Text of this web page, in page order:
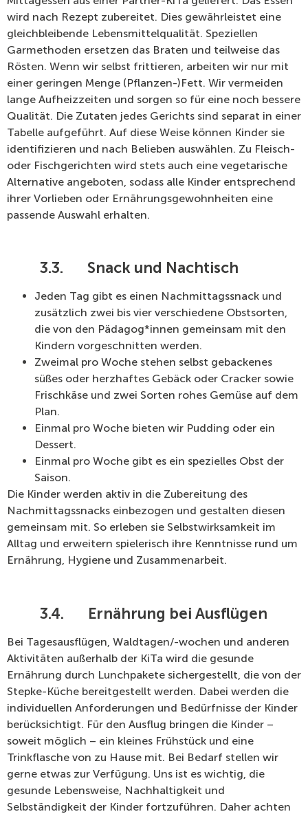
wird nach Rezept zubereitet. Dies gewährleistet eine
gleichbleibende Lebensmittelqualität. Speziellen
Garmethoden ersetzen das Braten und teilweise das
Rösten. Wenn wir selbst frittieren, arbeiten wir nur mit
einer geringen Menge (Pflanzen-)Fett. Wir vermeiden
lange Aufheizzeiten und sorgen so für eine noch bessere
Qualität. Die Zutaten jedes Gerichts sind separat in einer
Tabelle aufgeführt. Auf diese Weise können Kinder sie
identifizieren und nach Belieben auswählen. Zu Fleisch-
oder Fischgerichten wird stets auch eine vegetarische
Alternative angeboten, sodass alle Kinder entsprechend
ihrer Vorlieben oder Ernährungsgewohnheiten eine
passende Auswahl erhalten.
3.3. Snack und Nachtisch
Jeden Tag gibt es einen Nachmittagssnack und
zusätzlich zwei bis vier verschiedene Obstsorten,
die von den Pädagog*innen gemeinsam mit den
Kindern vorgeschnitten werden.
Zweimal pro Woche stehen selbst gebackenes
süßes oder herzhaftes Gebäck oder Cracker sowie
Frischkäse und zwei Sorten rohes Gemüse auf dem
Plan.
Einmal pro Woche bieten wir Pudding oder ein
Dessert.
Einmal pro Woche gibt es ein spezielles Obst der
Saison.
Die Kinder werden aktiv in die Zubereitung des
Nachmittagssnacks einbezogen und gestalten diesen
gemeinsam mit. So erleben sie Selbstwirksamkeit im
Alltag und erweitern spielerisch ihre Kenntnisse rund um
Ernährung, Hygiene und Zusammenarbeit.
3.4. Ernährung bei Ausflügen
Bei Tagesausflügen, Waldtagen/-wochen und anderen
Aktivitäten außerhalb der KiTa wird die gesunde
Ernährung durch Lunchpakete sichergestellt, die von der
Stepke-Küche bereitgestellt werden. Dabei werden die
individuellen Anforderungen und Bedürfnisse der Kinder
berücksichtigt. Für den Ausflug bringen die Kinder –
soweit möglich – ein kleines Frühstück und eine
Trinkflasche von zu Hause mit. Bei Bedarf stellen wir
gerne etwas zur Verfügung. Uns ist es wichtig, die
gesunde Lebensweise, Nachhaltigkeit und
Selbständigkeit der Kinder fortzuführen. Daher achten